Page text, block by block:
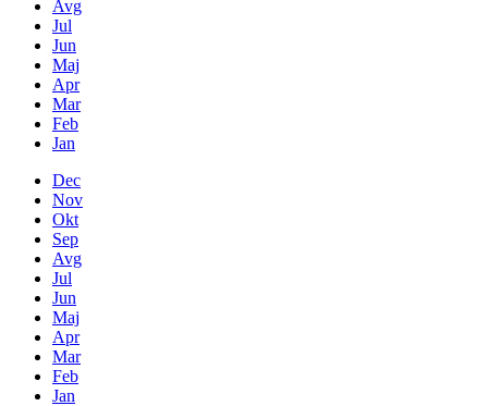
Avg
Jul
Jun
Maj
Apr
Mar
Feb
Jan
Dec
Nov
Okt
Sep
Avg
Jul
Jun
Maj
Apr
Mar
Feb
Jan